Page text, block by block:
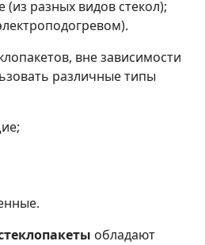
разных видов стекол);
вне зависимости
различные типы
обладают